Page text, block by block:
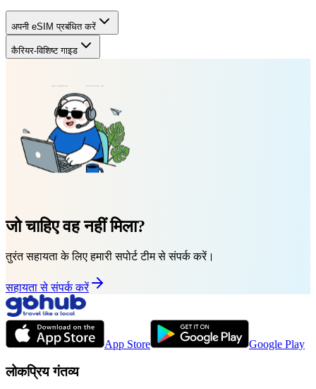
अपनी eSIM प्रबंधित करें
कैरियर-विशिष्ट गाइड
जो चाहिए वह नहीं मिला?
तुरंत सहायता के लिए हमारी सपोर्ट टीम से संपर्क करें।
सहायता से संपर्क करें
App Store Google Play
लोकप्रिय गंतव्य